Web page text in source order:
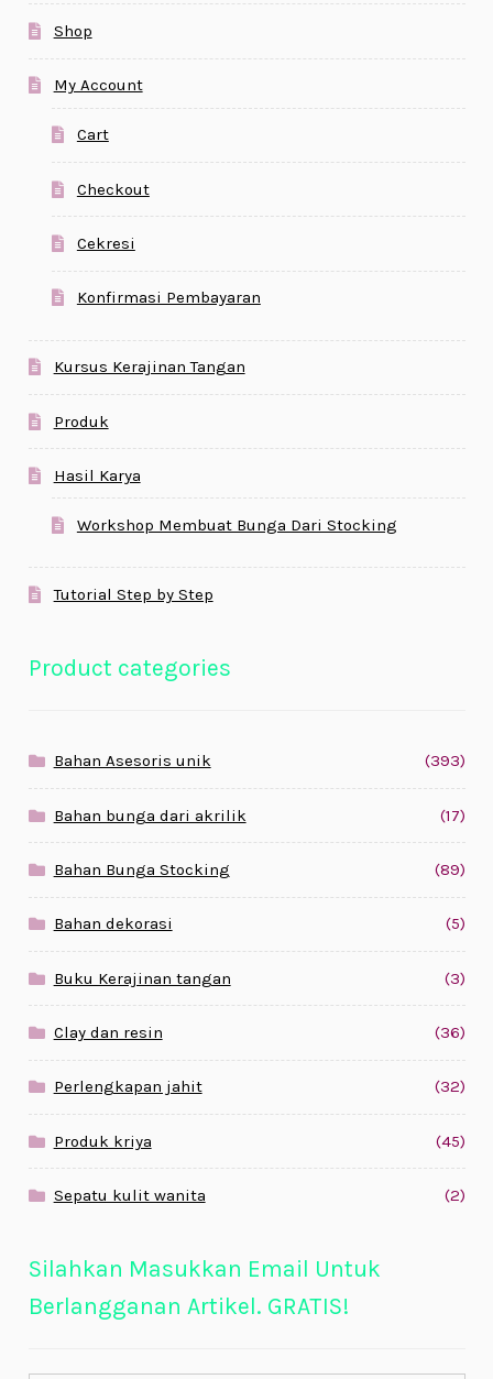
Shop
My Account
Cart
Checkout
Cekresi
Konfirmasi Pembayaran
Kursus Kerajinan Tangan
Produk
Hasil Karya
Workshop Membuat Bunga Dari Stocking
Tutorial Step by Step
Product categories
Bahan Asesoris unik (393)
Bahan bunga dari akrilik (17)
Bahan Bunga Stocking (89)
Bahan dekorasi (5)
Buku Kerajinan tangan (3)
Clay dan resin (36)
Perlengkapan jahit (32)
Produk kriya (45)
Sepatu kulit wanita (2)
Silahkan Masukkan Email Untuk
Berlangganan Artikel. GRATIS!